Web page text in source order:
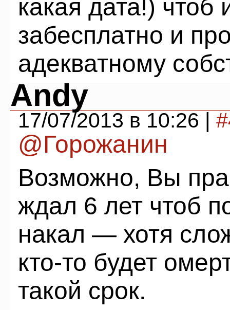
какая дата!) чтоб
забесплатно и
адекватному
Andy
17/07/2013 в 10:26 |
@Горожанин
Возможно, Вы
ждал 6 лет чтоб
накал — хотя
кто-то будет
такой срок.